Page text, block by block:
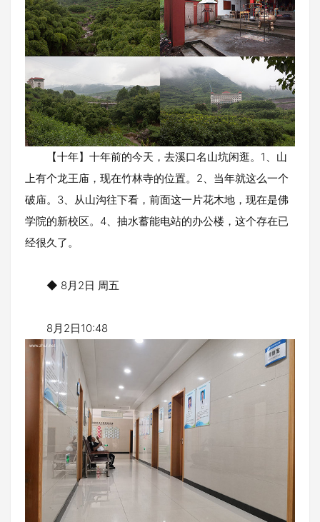
【十年】十年前的今天，去溪口名山坑闲逛。1、山
上有个龙王庙，现在竹林寺的位置。2、当年就这么一个
破庙。3、从山沟往下看，前面这一片花木地，现在是佛
学院的新校区。4、抽水蓄能电站的办公楼，这个存在已
经很久了。
◆ 8月2日 周五
8月2日10:48